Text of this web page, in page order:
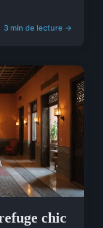
3 min de lecture →
chic